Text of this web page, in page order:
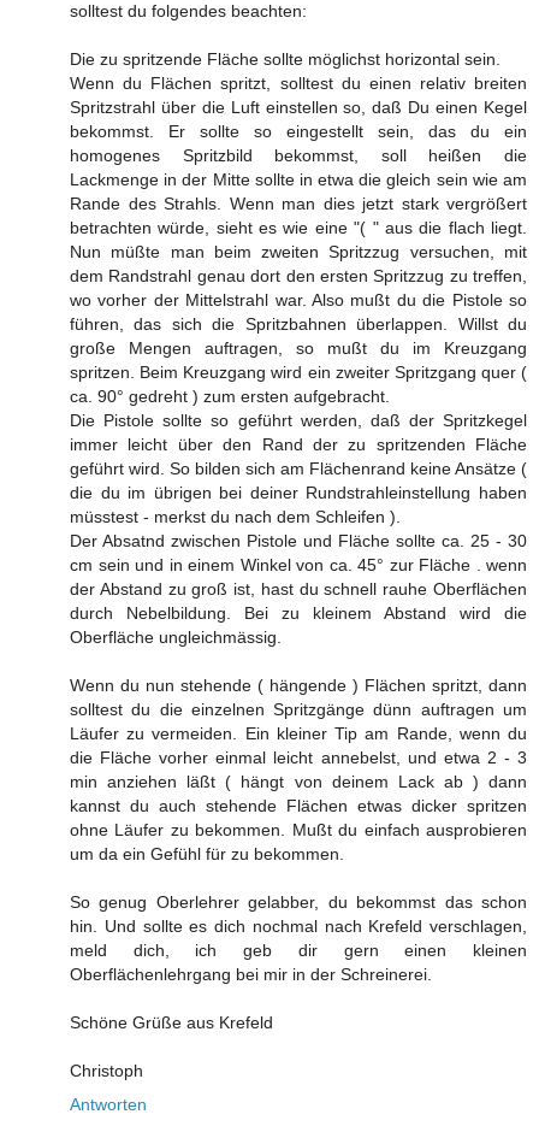
solltest du folgendes beachten:
Die zu spritzende Fläche sollte möglichst horizontal sein.
Wenn du Flächen spritzt, solltest du einen relativ breiten
Spritzstrahl über die Luft einstellen so, daß Du einen Kegel
bekommst. Er sollte so eingestellt sein, das du ein
homogenes Spritzbild bekommst, soll heißen die
Lackmenge in der Mitte sollte in etwa die gleich sein wie am
Rande des Strahls. Wenn man dies jetzt stark vergrößert
betrachten würde, sieht es wie eine "( " aus die flach liegt.
Nun müßte man beim zweiten Spritzzug versuchen, mit
dem Randstrahl genau dort den ersten Spritzzug zu treffen,
wo vorher der Mittelstrahl war. Also mußt du die Pistole so
führen, das sich die Spritzbahnen überlappen. Willst du
große Mengen auftragen, so mußt du im Kreuzgang
spritzen. Beim Kreuzgang wird ein zweiter Spritzgang quer (
ca. 90° gedreht ) zum ersten aufgebracht.
Die Pistole sollte so geführt werden, daß der Spritzkegel
immer leicht über den Rand der zu spritzenden Fläche
geführt wird. So bilden sich am Flächenrand keine Ansätze (
die du im übrigen bei deiner Rundstrahleinstellung haben
müsstest - merkst du nach dem Schleifen ).
Der Absatnd zwischen Pistole und Fläche sollte ca. 25 - 30
cm sein und in einem Winkel von ca. 45° zur Fläche . wenn
der Abstand zu groß ist, hast du schnell rauhe Oberflächen
durch Nebelbildung. Bei zu kleinem Abstand wird die
Oberfläche ungleichmässig.
Wenn du nun stehende ( hängende ) Flächen spritzt, dann
solltest du die einzelnen Spritzgänge dünn auftragen um
Läufer zu vermeiden. Ein kleiner Tip am Rande, wenn du
die Fläche vorher einmal leicht annebelst, und etwa 2 - 3
min anziehen läßt ( hängt von deinem Lack ab ) dann
kannst du auch stehende Flächen etwas dicker spritzen
ohne Läufer zu bekommen. Mußt du einfach ausprobieren
um da ein Gefühl für zu bekommen.
So genug Oberlehrer gelabber, du bekommst das schon
hin. Und sollte es dich nochmal nach Krefeld verschlagen,
meld dich, ich geb dir gern einen kleinen
Oberflächenlehrgang bei mir in der Schreinerei.
Schöne Grüße aus Krefeld
Christoph
Antworten